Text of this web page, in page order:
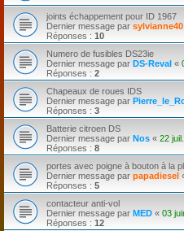
joints échappement pour ID 1967
Dernier message par sylvianne40
Réponses : 10
Numero de fusibles DS23ie
Dernier message par DS-Reval «
Réponses : 2
Chapeaux de roues IDS
Dernier message par
Réponses : 3
Batterie citroen DS
Dernier message par Nos « 22
Réponses : 8
portes avec poigne à bouton à la
Dernier message par papadiesel
Réponses : 5
contacteur anti-vol
Dernier message par MED « 03
Réponses : 12